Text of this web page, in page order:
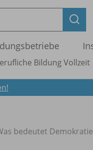
Bildung Vollzeit
bedeutet